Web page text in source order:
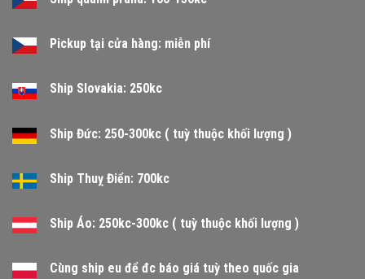
Pickup tại cửa hàng: miễn phí
Ship Slovakia: 250kc
Ship Đức: 250-300kc ( tuỳ thuộc khối lượng )
Ship Thuỵ Điển: 700kc
Ship Áo: 250kc-300kc ( tuỳ thuộc khối lượng )
Cùng ship eu để đc báo giá tuỳ theo quốc gia